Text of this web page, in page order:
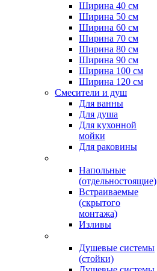
Ширина 40 см
Ширина 50 см
Ширина 60 см
Ширина 70 см
Ширина 80 см
Ширина 90 см
Ширина 100 см
Ширина 120 см
Смесители и душ
Для ванны
Для душа
Для кухонной
мойки
Для раковины
Напольные
(отдельностоящие)
Встраиваемые
(скрытого
монтажа)
Изливы
Душевые системы
(стойки)